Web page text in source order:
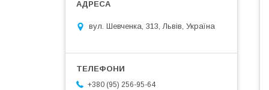
вул. Шевченка, 313, Львів, Україна
+380 (95) 256-95-64